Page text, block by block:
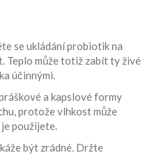
se ukládání probiotik na
Teplo může totiž zabít ty živé
účinnými.
a kapslové formy
protože vlhkost může
použijete.
být zrádné. Držte